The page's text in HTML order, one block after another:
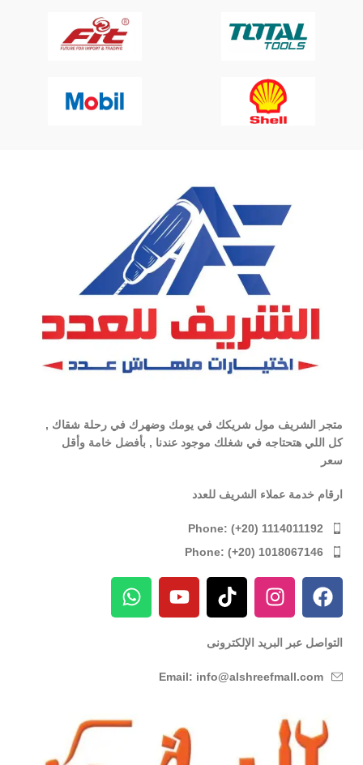
متجر الشريف مول شريكك في يومك وضهرك في رحلة شقاك ,
كل اللي هتحتاجه في شغلك موجود عندنا , بأفضل خامة وأقل
سعر
ارقام خدمة عملاء الشريف للعدد
Phone: (+20) 1114011192
Phone: (+20) 1018067146
التواصل عبر البريد الإلكترونى
Email: info@alshreefmall.com